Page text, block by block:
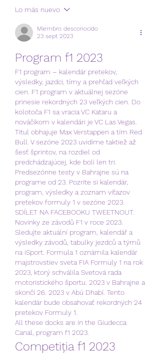
Lo más nuevo
Miembro desconocido
23 sept 2023
Program f1 2023
F1 program – kalendár pretekov,
výsledky, jazdci, tímy a prehľad veľkých
cien. F1 program v aktuálnej sezóne
prinesie rekordných 23 veľkých cien. Do
kolotoča F1 sa vracia VC Kataru a
nováčikom v kalendári je VC Las Vegas.
Titul obhajuje Max Verstappen a tím Red
Bull. V sezóne 2023 uvidíme taktiež až
šesť šprintov, na rozdiel od
predchádzajúcej, kde boli len tri.
Predsezónne testy v Bahrajne sú na
programe od 23. Pozrite si kalendár,
program, výsledky a zoznam víťazov
pretekov formuly 1 v sezóne 2023.
SDÍLET NA FACEBOOKU TWEETNOUT.
Novinky ze závodů F1 v roce 2023.
Sledujte aktuální program, kalendář a
výsledky závodů, tabulky jezdců a týmů
na iSport. Formula 1 oznámila kalendár
majstrovstiev sveta FIA Formuly 1 na rok
2023, ktorý schválila Svetová rada
motoristického športu. 2023 v Bahrajne a
skončí 26. 2023 v Abú Dhabí. Tento
kalendár bude obsahovať rekordných 24
pretekov Formuly 1.
All these docks are in the Giudecca
Canal, program f1 2023.
Competiția f1 2023